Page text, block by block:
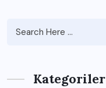
Kategoriler